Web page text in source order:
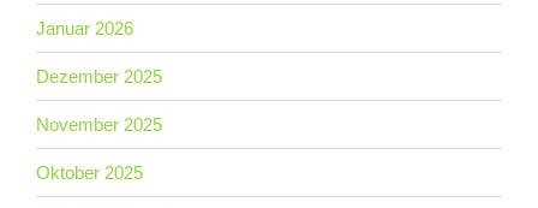
Januar 2026
Dezember 2025
November 2025
Oktober 2025